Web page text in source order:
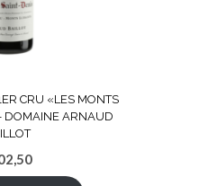
CRU «LES MONTS
DOMAINE ARNAUD